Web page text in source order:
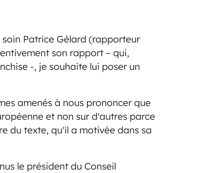
Patrice Gélard (rapporteur
son rapport – qui,
-, je souhaite lui poser un
amenés à nous prononcer que
et non sur d'autres parce
du texte, qu'il a motivée dans sa
le président du Conseil